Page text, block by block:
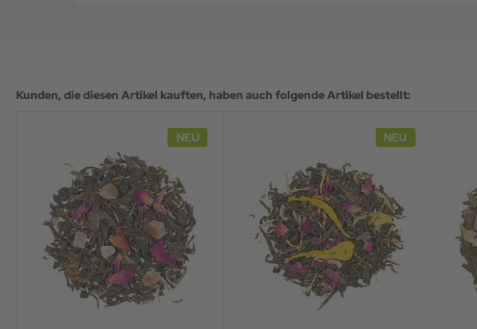
Kunden, die diesen Artikel kauften, haben auch folgende Artikel bestellt:
NEU NEU